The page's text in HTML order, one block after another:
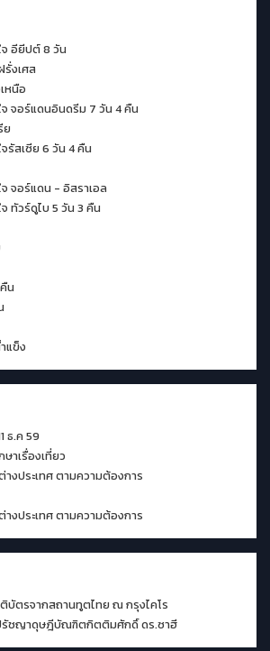
อียีปต์ 8 วัน
งเศส
หนือ
จอร์แดนอินดรีม 7 วัน 4 คืน
ย
รัสเซีย 6 วัน 4 คืน
จอร์แดน - อิสราเอล
ทัวร์ดูไบ 5 วัน 3 คืน
น
แข็ง
ธ.ค 59
าเรื่องเที่ยว
งประเทศ ตามความต้องการ
งประเทศ ตามความต้องการ
บัตรจากสถานทูตไทย ณ กรุงไคโร
ชญาดุษฎีบัณฑิตกิตติมศักดิ์ ดร.ซาฮี